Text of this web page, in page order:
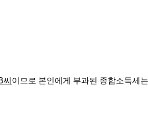
이므로 본인에게 부과된 종합소득세